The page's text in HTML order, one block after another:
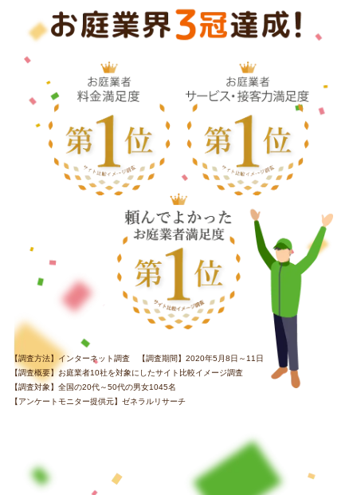
【調査方法】インターネット調査 【調査期間】2020年5月8日～11日
【調査概要】お庭業者10社を対象にしたサイト比較イメージ調査
【調査対象】全国の20代～50代の男女1045名
【アンケートモニター提供元】ゼネラルリサーチ